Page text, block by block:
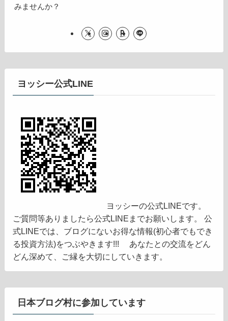
みませんか？
ヨッシー公式LINE
ヨッシーの公式LINEです。
ご質問等ありましたら公式LINEまでお願いします。 公
式LINEでは、ブログにないお得な情報(初心者でもでき
る投資方法)をつぶやきます!!! あなたとの交流をどん
どん深めて、ご縁を大切にしていきます。
日本ブログ村に参加しています